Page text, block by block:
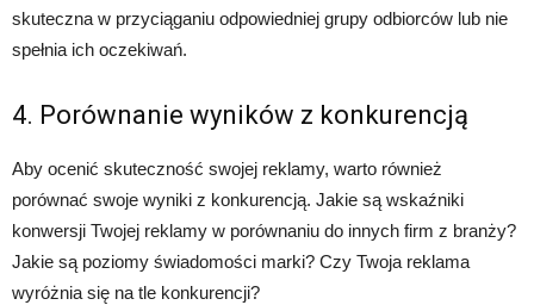
skuteczna w przyciąganiu odpowiedniej grupy odbiorców lub nie
spełnia ich oczekiwań.
4. Porównanie wyników z konkurencją
Aby ocenić skuteczność swojej reklamy, warto również
porównać swoje wyniki z konkurencją. Jakie są wskaźniki
konwersji Twojej reklamy w porównaniu do innych firm z branży?
Jakie są poziomy świadomości marki? Czy Twoja reklama
wyróżnia się na tle konkurencji?